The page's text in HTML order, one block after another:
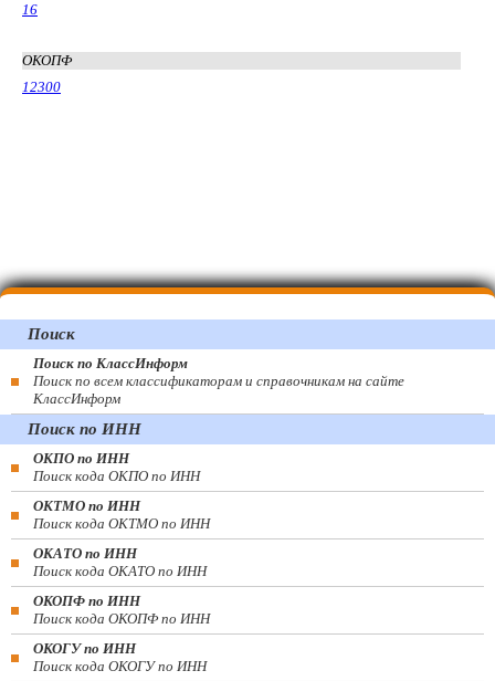
16
ОКОПФ
12300
Поиск
Поиск по КлассИнформ
Поиск по всем классификаторам и справочникам на сайте
КлассИнформ
Поиск по ИНН
ОКПО по ИНН
Поиск кода ОКПО по ИНН
ОКТМО по ИНН
Поиск кода ОКТМО по ИНН
ОКАТО по ИНН
Поиск кода ОКАТО по ИНН
ОКОПФ по ИНН
Поиск кода ОКОПФ по ИНН
ОКОГУ по ИНН
Поиск кода ОКОГУ по ИНН